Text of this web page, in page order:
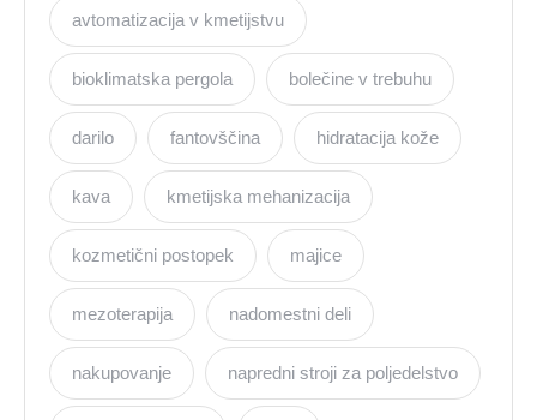
avtomatizacija v kmetijstvu
bioklimatska pergola bolečine v trebuhu
darilo fantovščina hidratacija kože
kava kmetijska mehanizacija
kozmetični postopek majice
mezoterapija nadomestni deli
nakupovanje napredni stroji za poljedelstvo